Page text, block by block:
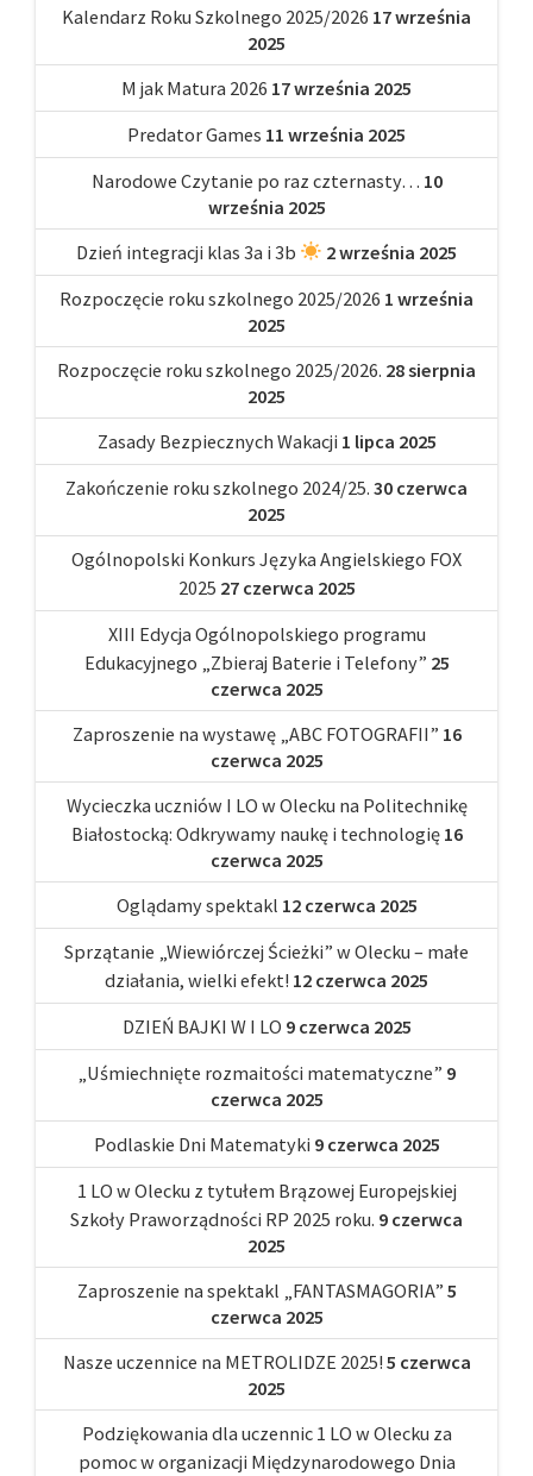
Kalendarz Roku Szkolnego 2025/2026 17 września
2025
M jak Matura 2026 17 września 2025
Predator Games 11 września 2025
Narodowe Czytanie po raz czternasty… 10
września 2025
Dzień integracji klas 3a i 3b
2 września 2025
Rozpoczęcie roku szkolnego 2025/2026 1 września
2025
Rozpoczęcie roku szkolnego 2025/2026. 28 sierpnia
2025
Zasady Bezpiecznych Wakacji 1 lipca 2025
Zakończenie roku szkolnego 2024/25. 30 czerwca
2025
Ogólnopolski Konkurs Języka Angielskiego FOX
2025 27 czerwca 2025
XIII Edycja Ogólnopolskiego programu
Edukacyjnego „Zbieraj Baterie i Telefony” 25
czerwca 2025
Zaproszenie na wystawę „ABC FOTOGRAFII” 16
czerwca 2025
Wycieczka uczniów I LO w Olecku na Politechnikę
Białostocką: Odkrywamy naukę i technologię 16
czerwca 2025
Oglądamy spektakl 12 czerwca 2025
Sprzątanie „Wiewiórczej Ścieżki” w Olecku – małe
działania, wielki efekt! 12 czerwca 2025
DZIEŃ BAJKI W I LO 9 czerwca 2025
„Uśmiechnięte rozmaitości matematyczne” 9
czerwca 2025
Podlaskie Dni Matematyki 9 czerwca 2025
1 LO w Olecku z tytułem Brązowej Europejskiej
Szkoły Praworządności RP 2025 roku. 9 czerwca
2025
Zaproszenie na spektakl „FANTASMAGORIA” 5
czerwca 2025
Nasze uczennice na METROLIDZE 2025! 5 czerwca
2025
Podziękowania dla uczennic 1 LO w Olecku za
pomoc w organizacji Międzynarodowego Dnia